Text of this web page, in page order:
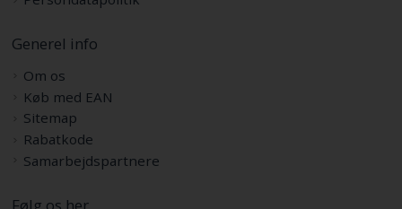
Generel info
Om os
Køb med EAN
Sitemap
Rabatkode
Samarbejdspartnere
Følg os her